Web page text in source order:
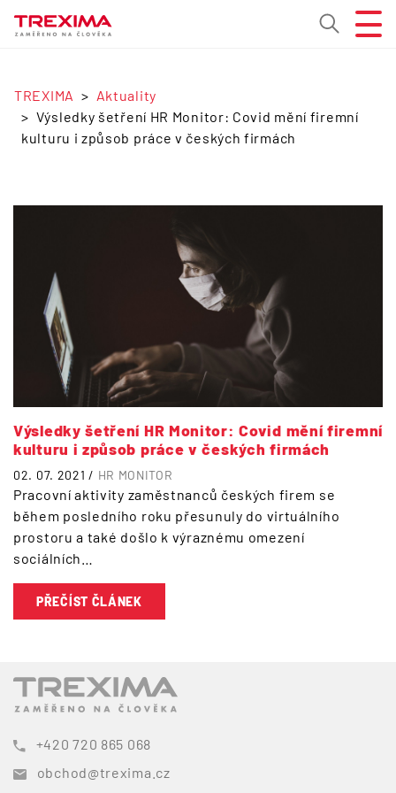
TREXIMA
Aktuality
Výsledky šetření HR Monitor: Covid mění firemní
kulturu i způsob práce v českých firmách
Výsledky šetření HR Monitor: Covid mění firemní
kulturu i způsob práce v českých firmách
02. 07. 2021 / HR MONITOR
Pracovní aktivity zaměstnanců českých firem se
během posledního roku přesunuly do virtuálního
prostoru a také došlo k výraznému omezení
sociálních…
PŘEČÍST ČLÁNEK
+420 720 865 068
obchod@trexima.cz